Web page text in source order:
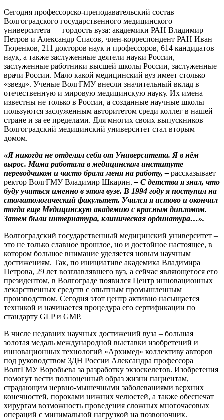
Сегодня профессорско-преподавательский состав
Волгоградского государственного медицинского
университета –– гордость вуза: академики РАН Владимир
Петров и Александр Спасов, член-корреспондент РАН Иван
Тюренков, 211 докторов наук и профессоров, 614 кандидатов
наук, а также заслуженные деятели науки России,
заслуженные работники высшей школы России, заслуженные
врачи России. Мало какой медицинский вуз имеет столько
«звезд». Ученые ВолгГМУ внесли значительный вклад в
отечественную и мировую медицинскую науку. Их имена
известны не только в России, а созданные научные школы
пользуются заслуженным авторитетом среди коллег в нашей
стране и за ее пределами. Для многих своих выпускников
Волгоградский медицинский университет стал вторым
домом.
«Я никогда не отделял себя от Университета. Я в нём
вырос. Мама работала в медицинском институте
переводчиком и часто брала меня на работу, – рассказывает
ректор ВолгГМУ Владимир Шкарин.– С детства я знал, что
буду учиться именно в этом вузе. В 1994 году я поступил на
стоматологический факультет. Учился я истово и окончил
тогда еще Медицинскую академию с красным дипломом.
Затем были интернатура, клиническая ординатура…».
Волгоградский государственный медицинский университет –
это не только славное прошлое, но и достойное настоящее, в
котором большое внимание уделяется новым научным
достижениям. Так, по инициативе академика Владимира
Петрова, 29 лет возглавлявшего вуз, а сейчас являющегося его
президентом, в Волгограде появился Центр инновационных
лекарственных средств с опытным промышленным
производством. Сегодня этот центр активно насыщается
техникой и начинается процедура его сертификации по
стандарту GLP и GMP.
В числе недавних научных достижений вуза – большая
золотая медаль международной выставки изобретений и
инновационных технологий «Архимед» коллективу авторов
под руководством ЗДН России Александра профессора
ВолгГМУ Воробьева за разработку экзоскелетов. Изобретения
помогут вести полноценный образ жизни пациентам,
страдающим нервно-мышечными заболеваниями верхних
конечностей, пороками нижних челюстей, а также обеспечат
хирургам возможность проведения сложных многочасовых
операций с минимальной нагрузкой на позвоночник.